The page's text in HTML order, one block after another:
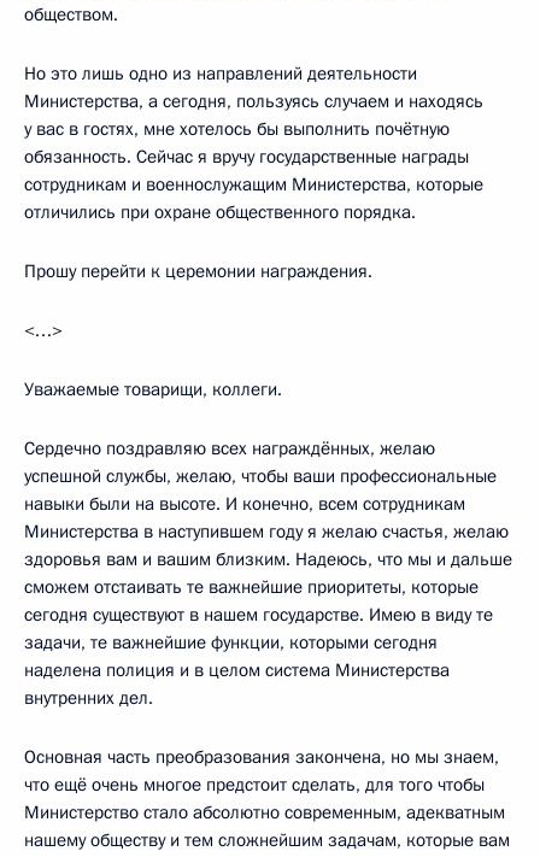
обществом.
Но это лишь одно из направлений деятельности
Министерства, а сегодня, пользуясь случаем и находясь
у вас в гостях, мне хотелось бы выполнить почётную
обязанность. Сейчас я вручу государственные награды
сотрудникам и военнослужащим Министерства, которые
отличились при охране общественного порядка.
Прошу перейти к церемонии награждения.
<…>
Уважаемые товарищи, коллеги.
Сердечно поздравляю всех награждённых, желаю
успешной службы, желаю, чтобы ваши профессиональные
навыки были на высоте. И конечно, всем сотрудникам
Министерства в наступившем году я желаю счастья, желаю
здоровья вам и вашим близким. Надеюсь, что мы и дальше
сможем отстаивать те важнейшие приоритеты, которые
сегодня существуют в нашем государстве. Имею в виду те
задачи, те важнейшие функции, которыми сегодня
наделена полиция и в целом система Министерства
внутренних дел.
Основная часть преобразования закончена, но мы знаем,
что ещё очень многое предстоит сделать, для того чтобы
Министерство стало абсолютно современным, адекватным
нашему обществу и тем сложнейшим задачам, которые вам